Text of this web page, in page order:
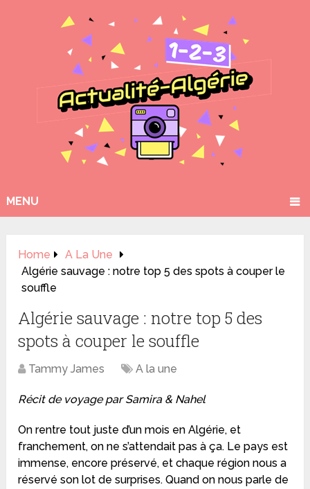
MENU
Home
A La Une
Algérie sauvage : notre top 5 des spots à couper le
souffle
Algérie sauvage : notre top 5 des
spots à couper le souffle
Tammy James A la une
Récit de voyage par Samira & Nahel
On rentre tout juste d’un mois en Algérie, et
franchement, on ne s’attendait pas à ça. Le pays est
immense, encore préservé, et chaque région nous a
réservé son lot de surprises. Quand on nous parle de